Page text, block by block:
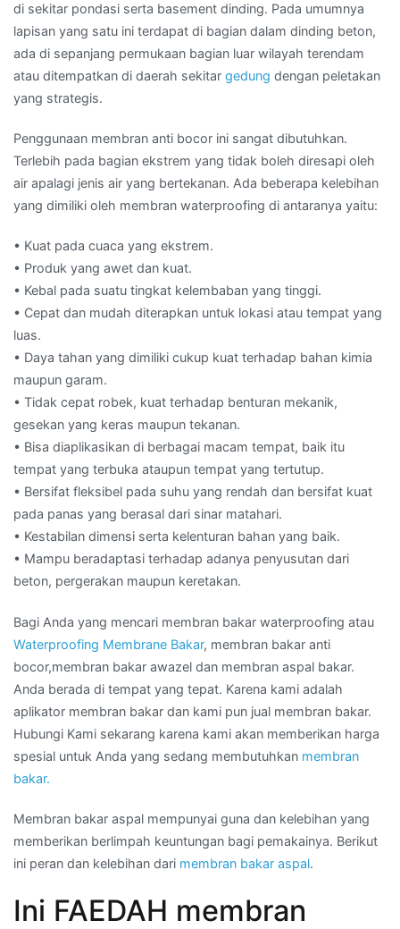
di sekitar pondasi serta basement dinding. Pada umumnya
lapisan yang satu ini terdapat di bagian dalam dinding beton,
ada di sepanjang permukaan bagian luar wilayah terendam
atau ditempatkan di daerah sekitar gedung dengan peletakan
yang strategis.
Penggunaan membran anti bocor ini sangat dibutuhkan.
Terlebih pada bagian ekstrem yang tidak boleh diresapi oleh
air apalagi jenis air yang bertekanan. Ada beberapa kelebihan
yang dimiliki oleh membran waterproofing di antaranya yaitu:
• Kuat pada cuaca yang ekstrem.
• Produk yang awet dan kuat.
• Kebal pada suatu tingkat kelembaban yang tinggi.
• Cepat dan mudah diterapkan untuk lokasi atau tempat yang
luas.
• Daya tahan yang dimiliki cukup kuat terhadap bahan kimia
maupun garam.
• Tidak cepat robek, kuat terhadap benturan mekanik,
gesekan yang keras maupun tekanan.
• Bisa diaplikasikan di berbagai macam tempat, baik itu
tempat yang terbuka ataupun tempat yang tertutup.
• Bersifat fleksibel pada suhu yang rendah dan bersifat kuat
pada panas yang berasal dari sinar matahari.
• Kestabilan dimensi serta kelenturan bahan yang baik.
• Mampu beradaptasi terhadap adanya penyusutan dari
beton, pergerakan maupun keretakan.
Bagi Anda yang mencari membran bakar waterproofing atau
Waterproofing Membrane Bakar, membran bakar anti
bocor,membran bakar awazel dan membran aspal bakar.
Anda berada di tempat yang tepat. Karena kami adalah
aplikator membran bakar dan kami pun jual membran bakar.
Hubungi Kami sekarang karena kami akan memberikan harga
spesial untuk Anda yang sedang membutuhkan membran
bakar.
Membran bakar aspal mempunyai guna dan kelebihan yang
memberikan berlimpah keuntungan bagi pemakainya. Berikut
ini peran dan kelebihan dari membran bakar aspal.
Ini FAEDAH membran